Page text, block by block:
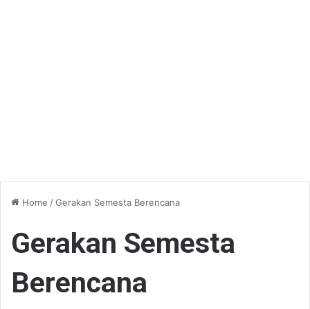
Home /Gerakan Semesta Berencana
Gerakan Semesta
Berencana